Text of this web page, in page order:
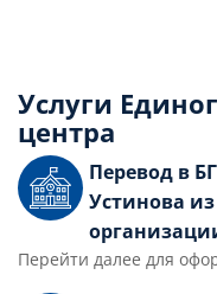
Партнерам
НИОКР
Услуги
центра
Перевод в
Устинова
Перейти далее для